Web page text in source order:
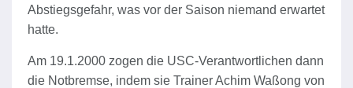
Abstiegsgefahr, was vor der Saison niemand erwartet
hatte.
Am 19.1.2000 zogen die USC-Verantwortlichen dann
die Notbremse, indem sie Trainer Achim Waßong von